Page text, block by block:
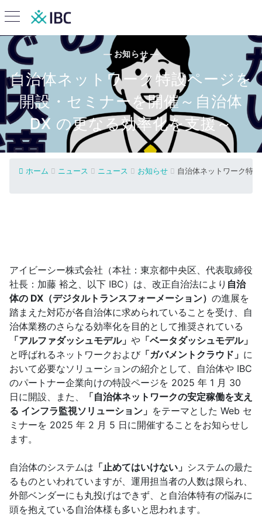
— お知らせ —
自治体ネットワーク特設ページを
開設・セミナーを開催～自治体
DX の更なる効率化を支援～
ホーム ニュース ニュース お知らせ 自治体ネットワーク特
アイビーシー株式会社（本社：東京都中央区、代表取締役
社長：加藤 裕之、以下 IBC）は、改正自治法により 自治
体の DX（デジタルトランスフォーメーション） の進展を
踏まえた対応が各自治体に求められていることを受け、自
治体業務のさらなる効率化を目的として推奨されている
「アルファダッシュモデル」 や 「ベータダッシュモデル」
と呼ばれるネットワークおよび「ガバメントクラウド」 に
おいて必要なソリューションの紹介として、自治体や IBC
のパートナー企業向けの特設ページを 2025 年 1 月 30
日に開設、また、
「自治体ネットワークの安定稼働を支え
る インフラ監視ソリューション」 をテーマとした Web セ
ミナーを 2025 年 2 月 5 日に開催することをお知らせし
ます。
自治体のシステムは 「止めてはいけない」 システムの最た
るものといわれていますが、運用担当者の人数は限られ、
外部ベンダーにも丸投げはできず、と自治体特有の悩みに
頭を抱えている自治体様も多いと思われます。